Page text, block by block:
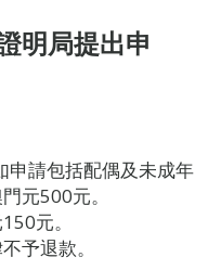
明局提出申
申請包括配偶及未成年
元500元。
元。
予退款。